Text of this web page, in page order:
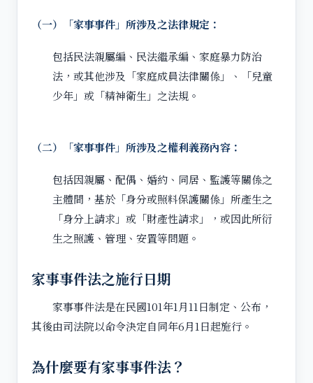
（一）「家事事件」所涉及之法律規定：
包括民法親屬編、民法繼承編、家庭暴力防治
法，或其他涉及「家庭成員法律關係」、「兒童
少年」或「精神衛生」之法規。
（二）「家事事件」所涉及之權利義務內容：
包括因親屬、配偶、婚約、同居、監護等關係之
主體間，基於「身分或照料保護關係」所產生之
「身分上請求」或「財產性請求」，或因此所衍
生之照護、管理、安置等問題。
家事事件法之施行日期
家事事件法是在民國101年1月11日制定、公布，
其後由司法院以命令決定自同年6月1日起施行。
為什麼要有家事事件法？